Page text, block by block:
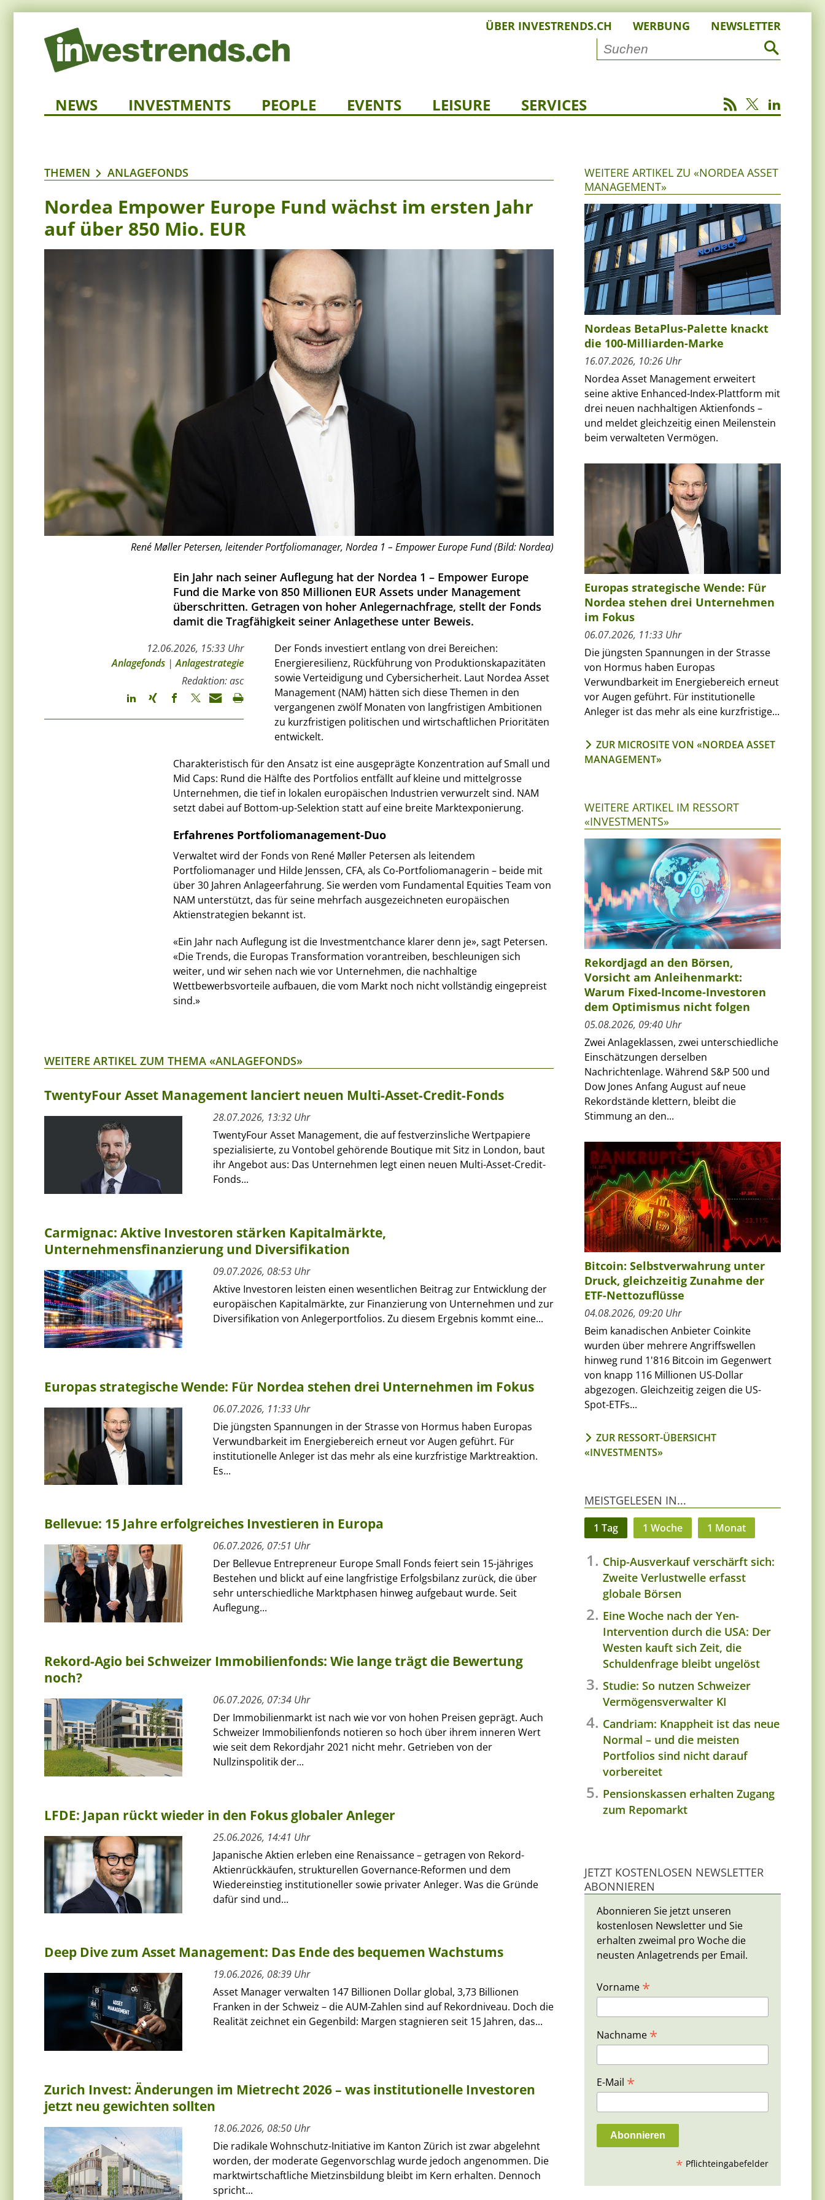
ÜBER INVESTRENDS.CH WERBUNG NEWSLETTER
NEWS INVESTMENTS PEOPLE EVENTS LEISURE SERVICES
THEMEN ANLAGEFONDS
Nordea Empower Europe Fund wächst im ersten Jahr
auf über 850 Mio. EUR
René Møller Petersen, leitender Portfoliomanager, Nordea 1 – Empower Europe Fund (Bild: Nordea)
Ein Jahr nach seiner Auflegung hat der Nordea 1 – Empower Europe
Fund die Marke von 850 Millionen EUR Assets under Management
überschritten. Getragen von hoher Anlegernachfrage, stellt der Fonds
damit die Tragfähigkeit seiner Anlagethese unter Beweis.
12.06.2026, 15:33 Uhr
Anlagefonds |Anlagestrategie
Redaktion: asc
Der Fonds investiert entlang von drei Bereichen:
Energieresilienz, Rückführung von Produktionskapazitäten
sowie Verteidigung und Cybersicherheit. Laut Nordea Asset
Management (NAM) hätten sich diese Themen in den
vergangenen zwölf Monaten von langfristigen Ambitionen
zu kurzfristigen politischen und wirtschaftlichen Prioritäten
entwickelt.
Charakteristisch für den Ansatz ist eine ausgeprägte Konzentration auf Small und
Mid Caps: Rund die Hälfte des Portfolios entfällt auf kleine und mittelgrosse
Unternehmen, die tief in lokalen europäischen Industrien verwurzelt sind. NAM
setzt dabei auf Bottom-up-Selektion statt auf eine breite Marktexponierung.
Erfahrenes Portfoliomanagement-Duo
Verwaltet wird der Fonds von René Møller Petersen als leitendem
Portfoliomanager und Hilde Jenssen, CFA, als Co-Portfoliomanagerin – beide mit
über 30 Jahren Anlageerfahrung. Sie werden vom Fundamental Equities Team von
NAM unterstützt, das für seine mehrfach ausgezeichneten europäischen
Aktienstrategien bekannt ist.
«Ein Jahr nach Auflegung ist die Investmentchance klarer denn je», sagt Petersen.
«Die Trends, die Europas Transformation vorantreiben, beschleunigen sich
weiter, und wir sehen nach wie vor Unternehmen, die nachhaltige
Wettbewerbsvorteile aufbauen, die vom Markt noch nicht vollständig eingepreist
sind.»
WEITERE ARTIKEL ZUM THEMA «ANLAGEFONDS»
TwentyFour Asset Management lanciert neuen Multi-Asset-Credit-Fonds
28.07.2026, 13:32 Uhr
TwentyFour Asset Management, die auf festverzinsliche Wertpapiere
spezialisierte, zu Vontobel gehörende Boutique mit Sitz in London, baut
ihr Angebot aus: Das Unternehmen legt einen neuen Multi-Asset-Credit-
Fonds...
Carmignac: Aktive Investoren stärken Kapitalmärkte,
Unternehmensfinanzierung und Diversifikation
09.07.2026, 08:53 Uhr
Aktive Investoren leisten einen wesentlichen Beitrag zur Entwicklung der
europäischen Kapitalmärkte, zur Finanzierung von Unternehmen und zur
Diversifikation von Anlegerportfolios. Zu diesem Ergebnis kommt eine...
Europas strategische Wende: Für Nordea stehen drei Unternehmen im Fokus
06.07.2026, 11:33 Uhr
Die jüngsten Spannungen in der Strasse von Hormus haben Europas
Verwundbarkeit im Energiebereich erneut vor Augen geführt. Für
institutionelle Anleger ist das mehr als eine kurzfristige Marktreaktion.
Es...
Bellevue: 15 Jahre erfolgreiches Investieren in Europa
06.07.2026, 07:51 Uhr
Der Bellevue Entrepreneur Europe Small Fonds feiert sein 15-jähriges
Bestehen und blickt auf eine langfristige Erfolgsbilanz zurück, die über
sehr unterschiedliche Marktphasen hinweg aufgebaut wurde. Seit
Auflegung...
Rekord-Agio bei Schweizer Immobilienfonds: Wie lange trägt die Bewertung
noch?
06.07.2026, 07:34 Uhr
Der Immobilienmarkt ist nach wie vor von hohen Preisen geprägt. Auch
Schweizer Immobilienfonds notieren so hoch über ihrem inneren Wert
wie seit dem Rekordjahr 2021 nicht mehr. Getrieben von der
Nullzinspolitik der...
LFDE: Japan rückt wieder in den Fokus globaler Anleger
25.06.2026, 14:41 Uhr
Japanische Aktien erleben eine Renaissance – getragen von Rekord-
Aktienrückkäufen, strukturellen Governance-Reformen und dem
Wiedereinstieg institutioneller sowie privater Anleger. Was die Gründe
dafür sind und...
Deep Dive zum Asset Management: Das Ende des bequemen Wachstums
19.06.2026, 08:39 Uhr
Asset Manager verwalten 147 Billionen Dollar global, 3,73 Billionen
Franken in der Schweiz – die AUM-Zahlen sind auf Rekordniveau. Doch die
Realität zeichnet ein Gegenbild: Margen stagnieren seit 15 Jahren, das...
Zurich Invest: Änderungen im Mietrecht 2026 – was institutionelle Investoren
jetzt neu gewichten sollten
18.06.2026, 08:50 Uhr
Die radikale Wohnschutz-Initiative im Kanton Zürich ist zwar abgelehnt
worden, der moderate Gegenvorschlag wurde jedoch angenommen. Die
marktwirtschaftliche Mietzinsbildung bleibt im Kern erhalten. Dennoch
spricht...
WEITERE ARTIKEL ZU «NORDEA ASSET
MANAGEMENT»
Nordeas BetaPlus-Palette knackt
die 100-Milliarden-Marke
16.07.2026, 10:26 Uhr
Nordea Asset Management erweitert
seine aktive Enhanced-Index-Plattform mit
drei neuen nachhaltigen Aktienfonds –
und meldet gleichzeitig einen Meilenstein
beim verwalteten Vermögen.
Europas strategische Wende: Für
Nordea stehen drei Unternehmen
im Fokus
06.07.2026, 11:33 Uhr
Die jüngsten Spannungen in der Strasse
von Hormus haben Europas
Verwundbarkeit im Energiebereich erneut
vor Augen geführt. Für institutionelle
Anleger ist das mehr als eine kurzfristige...
ZUR MICROSITE VON «NORDEA ASSET
MANAGEMENT»
WEITERE ARTIKEL IM RESSORT
«INVESTMENTS»
Rekordjagd an den Börsen,
Vorsicht am Anleihenmarkt:
Warum Fixed-Income-Investoren
dem Optimismus nicht folgen
05.08.2026, 09:40 Uhr
Zwei Anlageklassen, zwei unterschiedliche
Einschätzungen derselben
Nachrichtenlage. Während S&P 500 und
Dow Jones Anfang August auf neue
Rekordstände klettern, bleibt die
Stimmung an den...
Bitcoin: Selbstverwahrung unter
Druck, gleichzeitig Zunahme der
ETF-Nettozuflüsse
04.08.2026, 09:20 Uhr
Beim kanadischen Anbieter Coinkite
wurden über mehrere Angriffswellen
hinweg rund 1'816 Bitcoin im Gegenwert
von knapp 116 Millionen US-Dollar
abgezogen. Gleichzeitig zeigen die US-
Spot-ETFs...
ZUR RESSORT-ÜBERSICHT
«INVESTMENTS»
MEISTGELESEN IN...
1 Tag 1 Woche 1 Monat
Chip-Ausverkauf verschärft sich:
Zweite Verlustwelle erfasst
globale Börsen
Eine Woche nach der Yen-
Intervention durch die USA: Der
Westen kauft sich Zeit, die
Schuldenfrage bleibt ungelöst
Studie: So nutzen Schweizer
Vermögensverwalter KI
Candriam: Knappheit ist das neue
Normal – und die meisten
Portfolios sind nicht darauf
vorbereitet
Pensionskassen erhalten Zugang
zum Repomarkt
JETZT KOSTENLOSEN NEWSLETTER
ABONNIEREN
Abonnieren Sie jetzt unseren
kostenlosen Newsletter und Sie
erhalten zweimal pro Woche die
neusten Anlagetrends per Email.
Vorname *
Nachname *
E-Mail *
* Pflichteingabefelder